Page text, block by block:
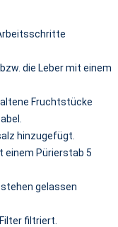
die Leber mit einem
Fruchtstücke
hinzugefügt.
einem Pürierstab 5
gelassen
filtriert.